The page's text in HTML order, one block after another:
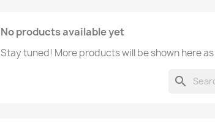
No products available yet
Stay tuned! More products will be shown here
search